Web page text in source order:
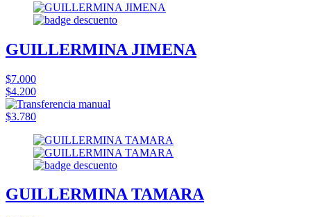
GUILLERMINA JIMENA
$7.000
$4.200
$3.780
GUILLERMINA TAMARA